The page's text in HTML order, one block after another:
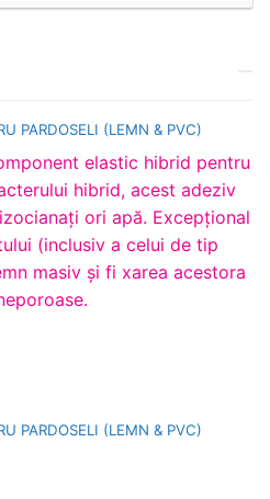
PARDOSELI (LEMN & PVC)
elastic hibrid pentru
hibrid, acest adeziv
ori apă. Excepţional
(inclusiv a celui de tip
masiv şi fi xarea acestora
PARDOSELI (LEMN & PVC)